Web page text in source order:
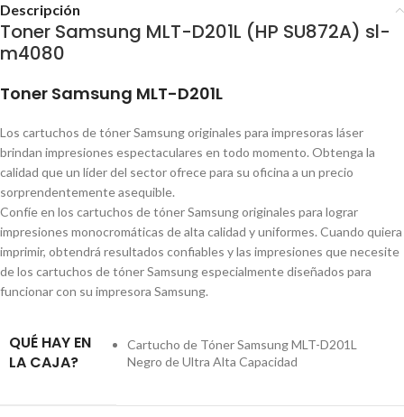
Descripción
Toner Samsung MLT-D201L (HP SU872A) sl-
m4080
Toner Samsung MLT-D201L
Los cartuchos de tóner Samsung originales para impresoras láser
brindan impresiones espectaculares en todo momento. Obtenga la
calidad que un líder del sector ofrece para su oficina a un precio
sorprendentemente asequible.
Confíe en los cartuchos de tóner Samsung originales para lograr
impresiones monocromáticas de alta calidad y uniformes. Cuando quiera
imprimir, obtendrá resultados confiables y las impresiones que necesite
de los cartuchos de tóner Samsung especialmente diseñados para
funcionar con su impresora Samsung.
QUÉ HAY EN
LA CAJA?
Cartucho de Tóner Samsung MLT-D201L
Negro de Ultra Alta Capacidad